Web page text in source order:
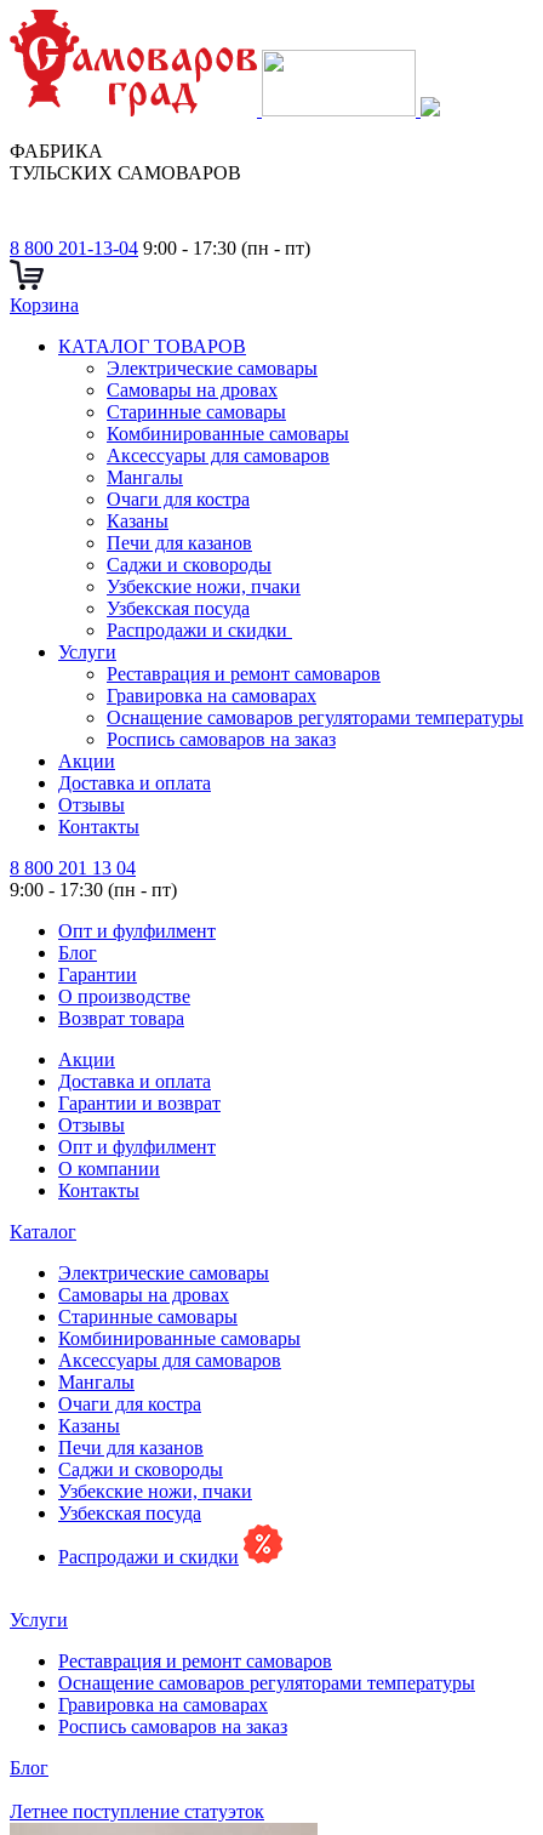
ФАБРИКА
ТУЛЬСКИХ САМОВАРОВ
8 800 201-13-04 9:00 - 17:30 (пн - пт)
Корзина
КАТАЛОГ ТОВАРОВ
Электрические самовары
Cамовары на дровах
Старинные самовары
Комбинированные самовары
Аксессуары для самоваров
Мангалы
Очаги для костра
Казаны
Печи для казанов
Саджи и сковороды
Узбекские ножи, пчаки
Узбекская посуда
Распродажи и скидки
Услуги
Реставрация и ремонт самоваров
Гравировка на самоварах
Оснащение самоваров регуляторами температуры
Роспись самоваров на заказ
Акции
Доставка и оплата
Отзывы
Контакты
8 800 201 13 04
9:00 - 17:30 (пн - пт)
Опт и фулфилмент
Блог
Гарантии
О производстве
Возврат товара
Акции
Доставка и оплата
Гарантии и возврат
Отзывы
Опт и фулфилмент
О компании
Контакты
Каталог
Электрические самовары
Cамовары на дровах
Старинные самовары
Комбинированные самовары
Аксессуары для самоваров
Мангалы
Очаги для костра
Казаны
Печи для казанов
Саджи и сковороды
Узбекские ножи, пчаки
Узбекская посуда
Распродажи и скидки
Услуги
Реставрация и ремонт самоваров
Оснащение самоваров регуляторами температуры
Гравировка на самоварах
Роспись самоваров на заказ
Блог
Летнее поступление статуэток